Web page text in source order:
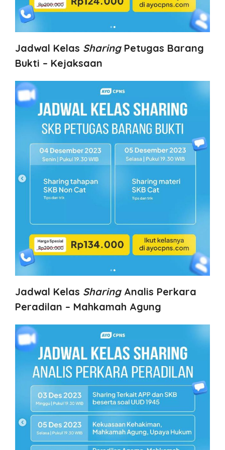
Jadwal Kelas SharingPetugas Barang
Bukti – Kejaksaan
Jadwal Kelas SharingAnalis Perkara
Peradilan – Mahkamah Agung